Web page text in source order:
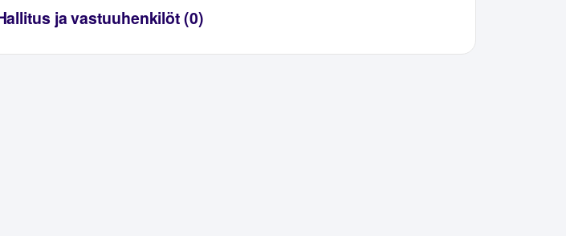
ja vastuuhenkilöt (0)